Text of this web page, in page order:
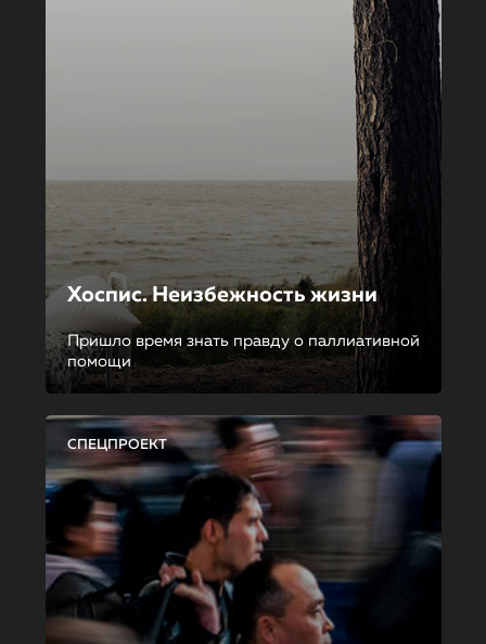
Хоспис. Неизбежность жизни
Пришло время знать правду о паллиативной
помощи
СПЕЦПРОЕКТ